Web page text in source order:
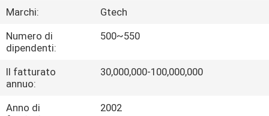
NOI
VISITA
ALLA
FABBRICA
Marchi:
Gtech
Numero di
dipendenti:
500~550
Il fatturato
annuo:
30,000,000-100,000,000
Anno di
2002